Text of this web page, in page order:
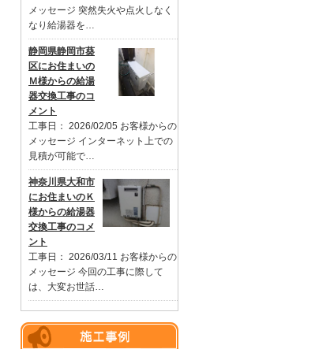
メッセージ 突然失火や点火しなく
なり給湯器を…
静岡県静岡市葵
区にお住まいの
Ｍ様からの給湯
器交換工事のコ
メント
工事日： 2026/02/05 お客様からの
メッセージ インターネット上での
見積が可能で…
神奈川県大和市
にお住まいのＫ
様からの給湯器
交換工事のコメ
ント
工事日： 2026/03/11 お客様からの
メッセージ 今回の工事に際して
は、大変お世話…